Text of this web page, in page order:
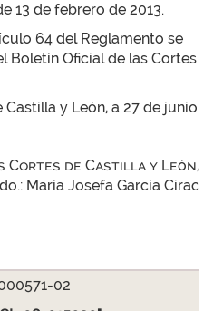
13 de febrero de 2013.
64 del Reglamento se
Boletín Oficial de las Cortes
y León, a 27 de junio
Cortes de Castilla y León,
María Josefa García Cirac
02